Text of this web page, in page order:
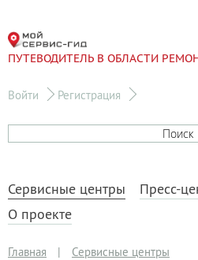
ПУТЕВОДИТЕЛЬ В ОБЛАСТИ
Войти Регистрация
Сервисные центры Пресс-
О проекте
Главная | Сервисные центры